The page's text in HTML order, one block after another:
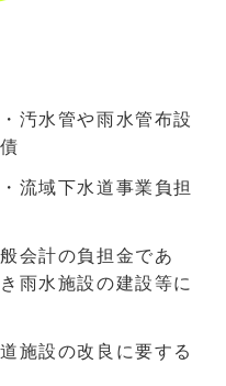
汚水管や雨水管布設
流域下水道事業負担
会計の負担金であ
雨水施設の建設等に
施設の改良に要する